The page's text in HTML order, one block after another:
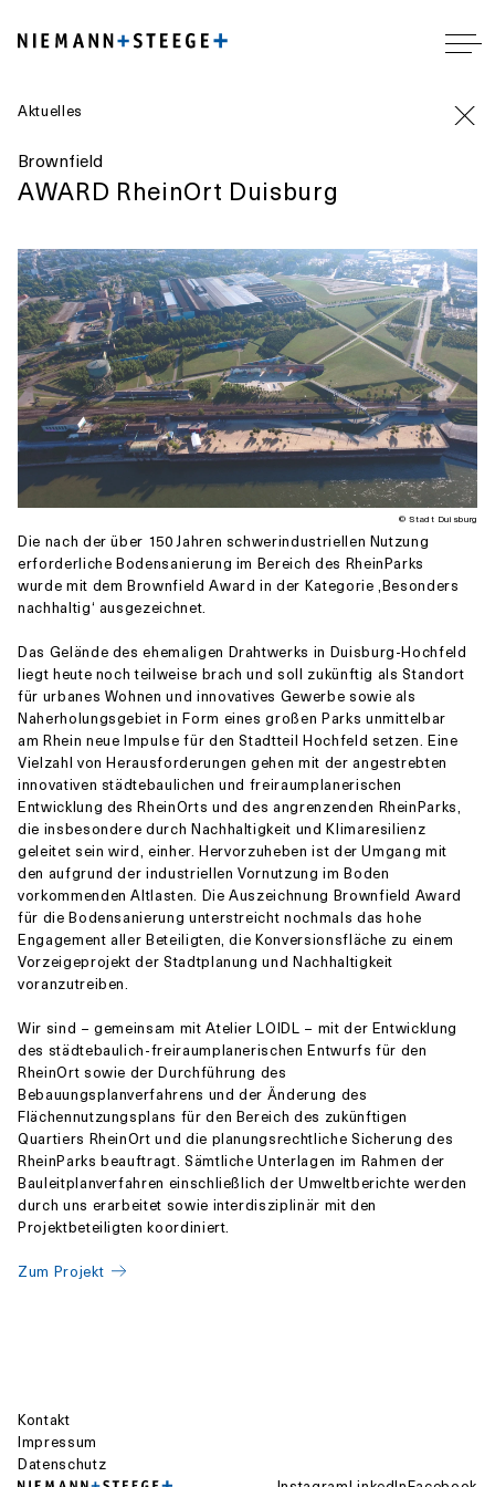
Aktuelles
Brownfield
AWARD RheinOrt Duisburg
© Stadt Duisburg
Die nach der über 150 Jahren schwerindustriellen Nutzung
erforderliche Bodensanierung im Bereich des RheinParks
wurde mit dem Brownfield Award in der Kategorie ‚Besonders
nachhaltig‘ ausgezeichnet.
Das Gelände des ehemaligen Drahtwerks in Duisburg-Hochfeld
liegt heute noch teilweise brach und soll zukünftig als Standort
für urbanes Wohnen und innovatives Gewerbe sowie als
Naherholungsgebiet in Form eines großen Parks unmittelbar
am Rhein neue Impulse für den Stadtteil Hochfeld setzen. Eine
Vielzahl von Herausforderungen gehen mit der angestrebten
innovativen städtebaulichen und freiraumplanerischen
Entwicklung des RheinOrts und des angrenzenden RheinParks,
die insbesondere durch Nachhaltigkeit und Klimaresilienz
geleitet sein wird, einher. Hervorzuheben ist der Umgang mit
den aufgrund der industriellen Vornutzung im Boden
vorkommenden Altlasten. Die Auszeichnung Brownfield Award
für die Bodensanierung unterstreicht nochmals das hohe
Engagement aller Beteiligten, die Konversionsfläche zu einem
Vorzeigeprojekt der Stadtplanung und Nachhaltigkeit
voranzutreiben.
Wir sind – gemeinsam mit Atelier LOIDL – mit der Entwicklung
des städtebaulich-freiraumplanerischen Entwurfs für den
RheinOrt sowie der Durchführung des
Bebauungsplanverfahrens und der Änderung des
Flächennutzungsplans für den Bereich des zukünftigen
Quartiers RheinOrt und die planungsrechtliche Sicherung des
RheinParks beauftragt. Sämtliche Unterlagen im Rahmen der
Bauleitplanverfahren einschließlich der Umweltberichte werden
durch uns erarbeitet sowie interdisziplinär mit den
Projektbeteiligten koordiniert.
Zum Projekt
Kontakt
Impressum
Datenschutz